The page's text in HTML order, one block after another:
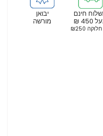
יבואן
מורשה
חינם
450 ₪
₪250